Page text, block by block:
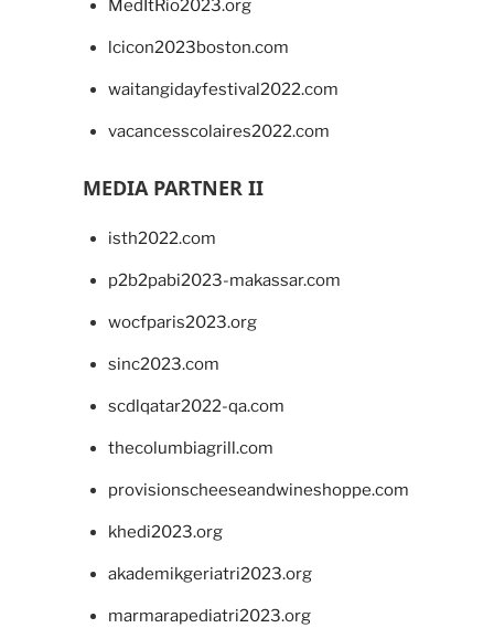
MedItRio2023.org
lcicon2023boston.com
waitangidayfestival2022.com
vacancesscolaires2022.com
MEDIA PARTNER II
isth2022.com
p2b2pabi2023-makassar.com
wocfparis2023.org
sinc2023.com
scdlqatar2022-qa.com
thecolumbiagrill.com
provisionscheeseandwineshoppe.com
khedi2023.org
akademikgeriatri2023.org
marmarapediatri2023.org